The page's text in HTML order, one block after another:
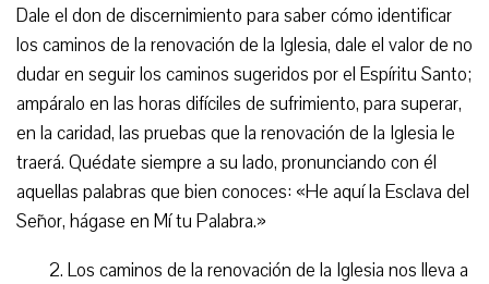
Dale el don de discernimiento para saber cómo identificar
los caminos de la renovación de la Iglesia, dale el valor de no
dudar en seguir los caminos sugeridos por el Espíritu Santo;
ampáralo en las horas difíciles de sufrimiento, para superar,
en la caridad, las pruebas que la renovación de la Iglesia le
traerá. Quédate siempre a su lado, pronunciando con él
aquellas palabras que bien conoces: «He aquí la Esclava del
Señor, hágase en Mí tu Palabra.»
2. Los caminos de la renovación de la Iglesia nos lleva a